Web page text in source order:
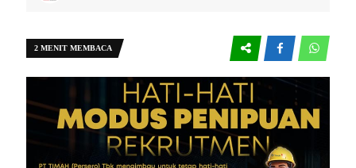
2 MENIT MEMBACA